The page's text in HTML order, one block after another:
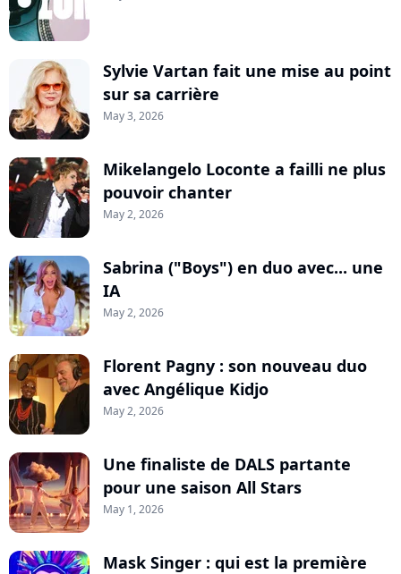
Sylvie Vartan fait une mise au point
sur sa carrière
May 3, 2026
Mikelangelo Loconte a failli ne plus
pouvoir chanter
May 2, 2026
Sabrina ("Boys") en duo avec... une
IA
May 2, 2026
Florent Pagny : son nouveau duo
avec Angélique Kidjo
May 2, 2026
Une finaliste de DALS partante
pour une saison All Stars
May 1, 2026
Mask Singer : qui est la première